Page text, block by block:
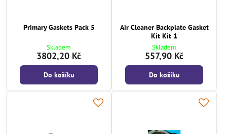
Primary Gaskets Pack 5
Skladem
3802,20 Kč
Do košíku
Air Cleaner Backplate Gasket
Kit Kit 1
Skladem
557,90 Kč
Do košíku